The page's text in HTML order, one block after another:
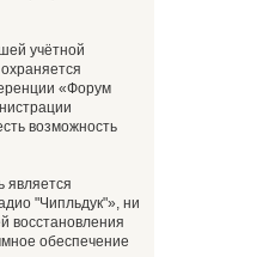
учётной
«Форум
возможность
является
"Чипльдук"», ни
восстановления
обеспечение